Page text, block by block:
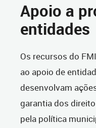
Apoio a
entidades
Os recursos do
ao apoio de
desenvolvam
garantia dos
pela política